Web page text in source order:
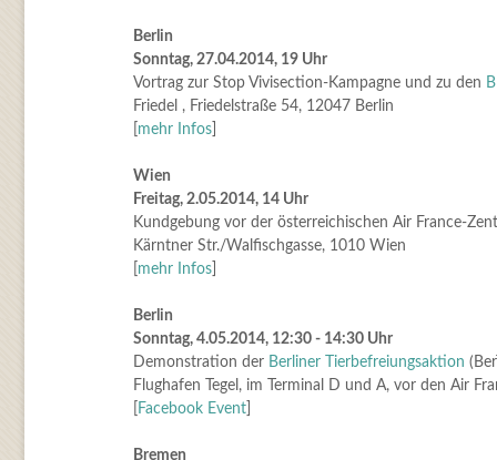
Berlin
Sonntag, 27.04.2014, 19 Uhr
Vortrag zur Stop Vivisection-Kampagne und zu den
Friedel , Friedelstraße 54, 12047 Berlin
mehr Infos]
Wien
Freitag, 2.05.2014, 14 Uhr
Kundgebung vor der österreichischen Air France-
Kärntner Str./Walfischgasse, 1010 Wien
mehr Infos]
Berlin
Sonntag, 4.05.2014, 12:30 - 14:30 Uhr
Demonstration der Berliner Tierbefreiungsaktion
Flughafen Tegel, im Terminal D und A, vor den Air
Facebook Event]
Bremen